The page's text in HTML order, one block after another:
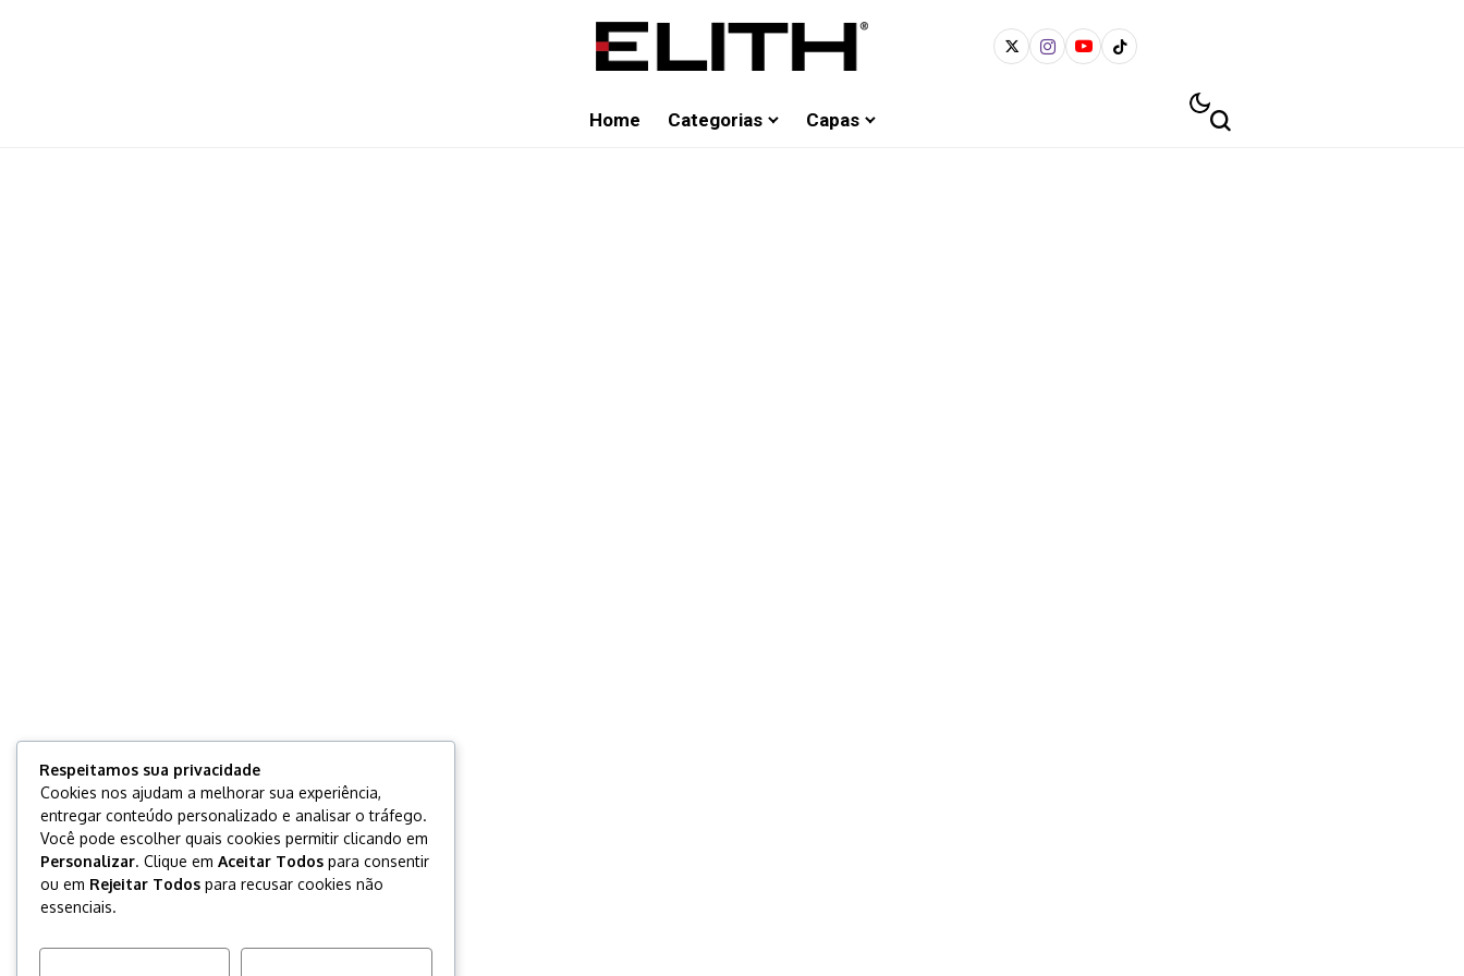
Home Categorias Capas
Respeitamos sua privacidade
Cookies nos ajudam a melhorar sua experiência,
entregar conteúdo personalizado e analisar o tráfego.
Você pode escolher quais cookies permitir clicando em
Personalizar. Clique em Aceitar Todos para consentir
ou em Rejeitar Todos para recusar cookies não
essenciais.